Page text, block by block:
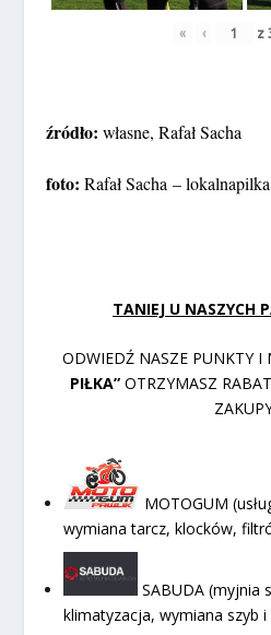
« ‹ z
źródło:własne, Rafał Sacha
foto:Rafał Sacha –
TANIEJ U NASZYCH
ODWIEDŹ NASZE PUNKTY I
PIŁKA” OTRZYMASZ
MOTOGUM
wymiana tarcz, klocków,
SABUDA (myjnia
klimatyzacja, wymiana szyb i